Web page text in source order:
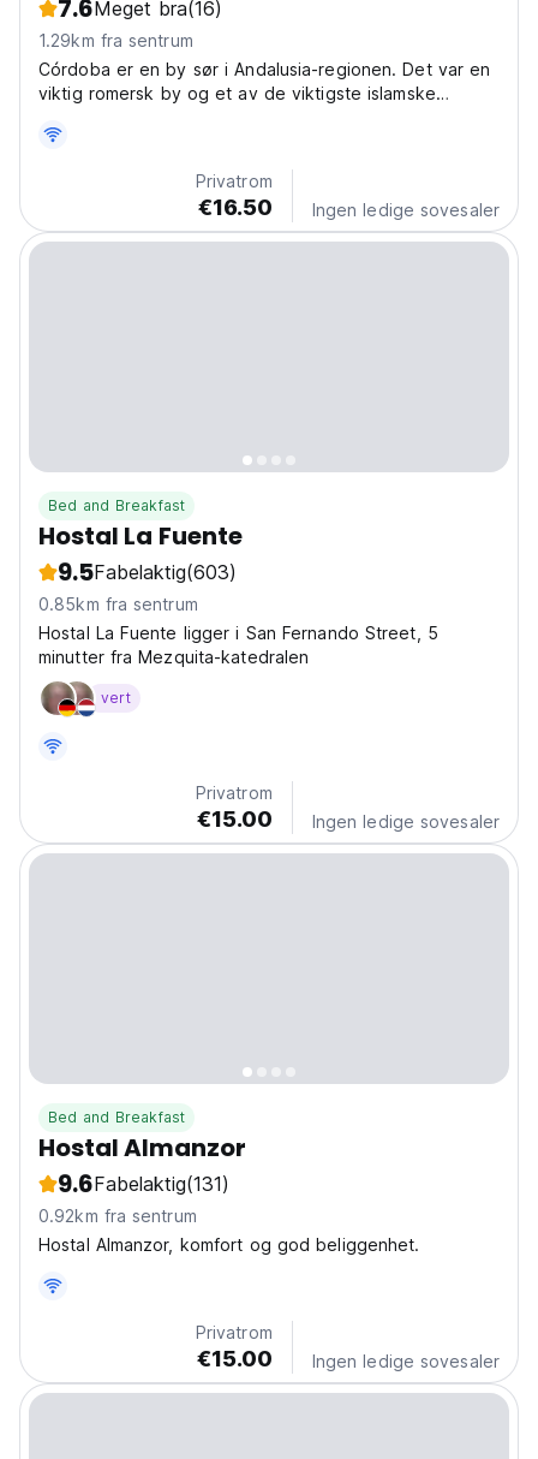
7.6Meget bra(16)
1.29km fra sentrum
Córdoba er en by sør i Andalusia-regionen. Det var en
viktig romersk by og et av de viktigste islamske
Privatrom
€16.50 Ingen ledige sovesaler
Bed and Breakfast
Hostal La Fuente
9.5Fabelaktig(603)
0.85km fra sentrum
Hostal La Fuente ligger i San Fernando Street, 5
minutter fra Mezquita-katedralen
vert
Privatrom
€15.00 Ingen ledige sovesaler
Bed and Breakfast
Hostal Almanzor
9.6Fabelaktig(131)
0.92km fra sentrum
Hostal Almanzor, komfort og god beliggenhet.
Privatrom
€15.00 Ingen ledige sovesaler